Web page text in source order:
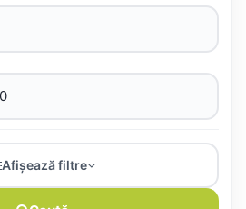
Afișează filtre